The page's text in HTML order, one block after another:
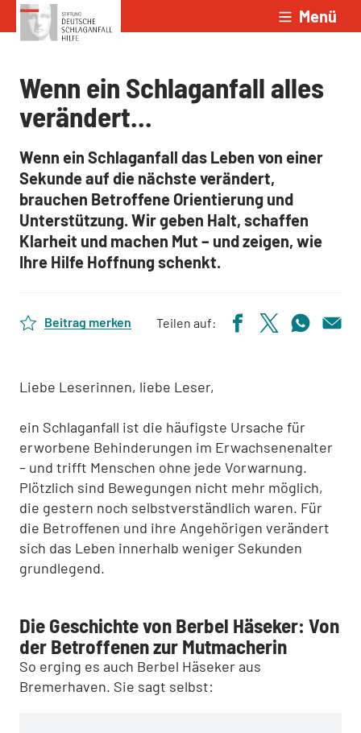
Zum Inhalt springen Menü
Wenn ein Schlaganfall alles
verändert...
Wenn ein Schlaganfall das Leben von einer
Sekunde auf die nächste verändert,
brauchen Betroffene Orientierung und
Unterstützung. Wir geben Halt, schaffen
Klarheit und machen Mut – und zeigen, wie
Ihre Hilfe Hoffnung schenkt.
Beitrag merken Teilen auf:
Liebe Leserinnen, liebe Leser,
ein Schlaganfall ist die häufigste Ursache für
erworbene Behinderungen im Erwachsenenalter
– und trifft Menschen ohne jede Vorwarnung.
Plötzlich sind Bewegungen nicht mehr möglich,
die gestern noch selbstverständlich waren. Für
die Betroffenen und ihre Angehörigen verändert
sich das Leben innerhalb weniger Sekunden
grundlegend.
Die Geschichte von Berbel Häseker: Von
der Betroffenen zur Mutmacherin
So erging es auch Berbel Häseker aus
Bremerhaven. Sie sagt selbst: